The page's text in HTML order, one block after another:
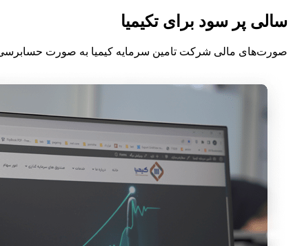
سالی پر سود برای تکیمیا
صورت‌های مالی شرکت تامین سرمایه کیمیا به صورت حسابرسی نشده منتشر